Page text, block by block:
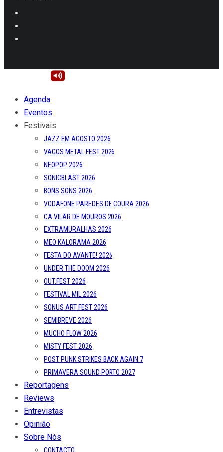
Agenda
Eventos
Festivais
JAZZ EM AGOSTO 2026
VAGOS METAL FEST 2026
NEOPOP 2026
SONICBLAST 2026
BONS SONS 2026
VODAFONE PAREDES DE COURA 2026
CA VILAR DE MOUROS 2026
EXTRAMURALHAS 2026
MEO KALORAMA 2026
FESTA DO AVANTE! 2026
UNDER THE DOOM 2026
OUT.FEST 2026
FESTIVAL MIL 2026
SONUS ART FEST 2026
SEMIBREVE 2026
MUCHO FLOW 2026
MISTY FEST 2026
POST PUNK STRIKES BACK AGAIN 7
PRIMAVERA SOUND PORTO 2027
Reportagens
Reviews
Entrevistas
Opinião
Sobre Nós
CONTACTO